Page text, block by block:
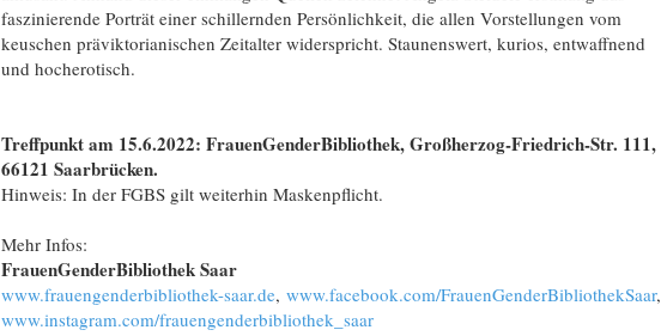
faszinierende Porträt einer schillernden Persönlichkeit, die allen Vorstellungen vom
keuschen präviktorianischen Zeitalter widerspricht. Staunenswert, kurios, entwaffnend
und hocherotisch.
Treffpunkt am 15.6.2022: FrauenGenderBibliothek, Großherzog-Friedrich-Str. 111,
66121 Saarbrücken.
Hinweis: In der FGBS gilt weiterhin Maskenpflicht.
Mehr Infos:
FrauenGenderBibliothek Saar
www.frauengenderbibliothek-saar.de, www.facebook.com/FrauenGenderBibliothekSaar,
www.instagram.com/frauengenderbibliothek_saar